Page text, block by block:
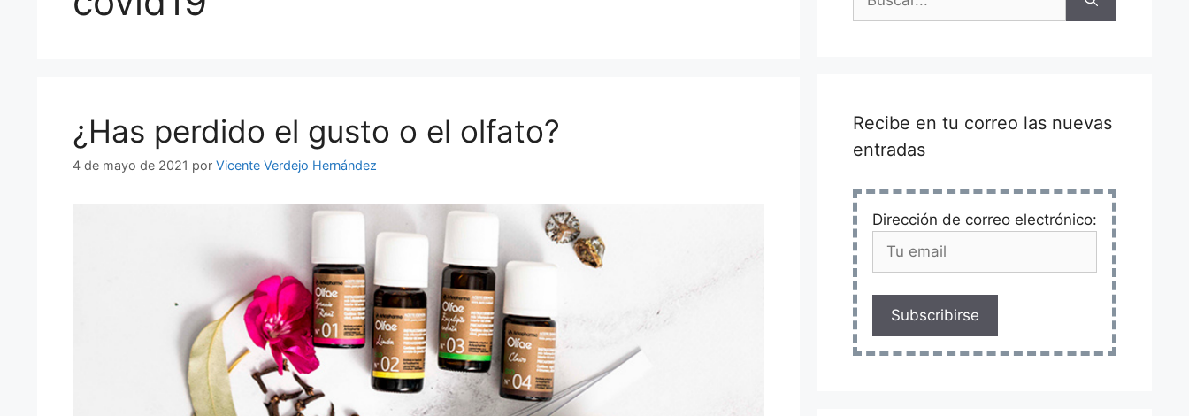
¿Has perdido el gusto o el olfato?
4 de mayo de 2021 por Vicente Verdejo Hernández
Recibe en tu correo las nuevas
entradas
Dirección de correo electrónico:
Subscribirse